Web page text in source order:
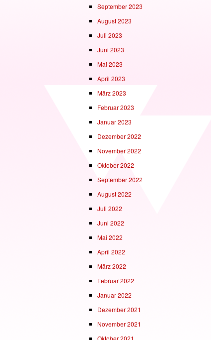
September 2023
August 2023
Juli 2023
Juni 2023
Mai 2023
April 2023
März 2023
Februar 2023
Januar 2023
Dezember 2022
November 2022
Oktober 2022
September 2022
August 2022
Juli 2022
Juni 2022
Mai 2022
April 2022
März 2022
Februar 2022
Januar 2022
Dezember 2021
November 2021
Oktober 2021